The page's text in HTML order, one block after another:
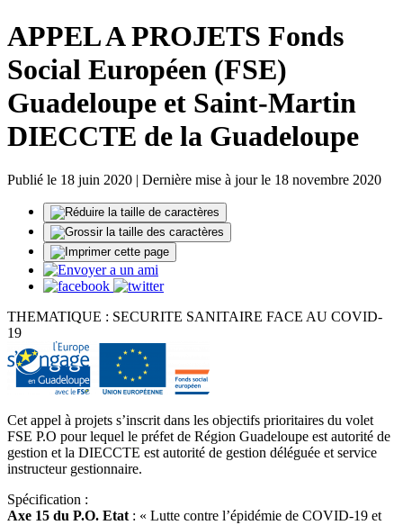
APPEL A PROJETS Fonds
Social Européen (FSE)
Guadeloupe et Saint-Martin
DIECCTE de la Guadeloupe
Publié le 18 juin 2020 | Dernière mise à jour le 18 novembre 2020
THEMATIQUE : SECURITE SANITAIRE FACE AU COVID-
19
Cet appel à projets s’inscrit dans les objectifs prioritaires du volet
FSE P.O pour lequel le préfet de Région Guadeloupe est autorité de
gestion et la DIECCTE est autorité de gestion déléguée et service
instructeur gestionnaire.
Spécification :
Axe 15 du P.O. Etat : « Lutte contre l’épidémie de COVID-19 et